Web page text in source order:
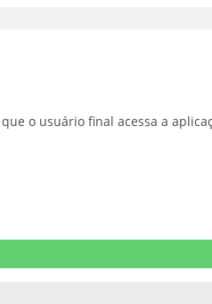
o usuário final acessa a